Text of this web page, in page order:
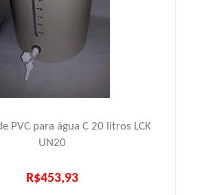
PVC para água C 20 litros LCK
UN20
R$453,93